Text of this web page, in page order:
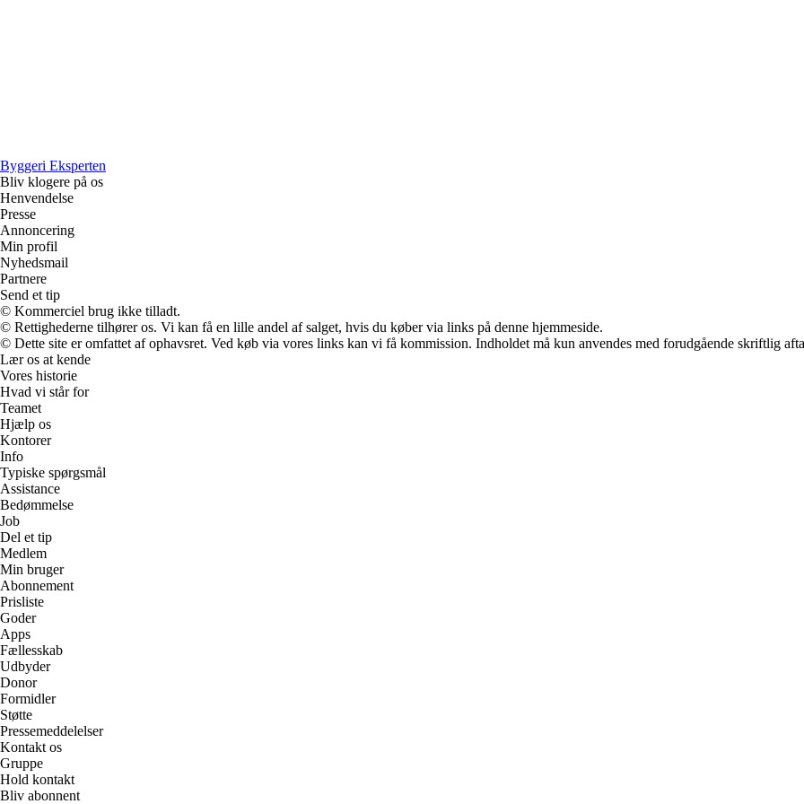
Byggeri Eksperten
Bliv klogere på os
Henvendelse
Presse
Annoncering
Min profil
Nyhedsmail
Partnere
Send et tip
© Kommerciel brug ikke tilladt.
© Rettighederne tilhører os. Vi kan få en lille andel af salget, hvis du køber via links på denne hjemmeside.
© Dette site er omfattet af ophavsret. Ved køb via vores links kan vi få kommission. Indholdet må kun anvendes med forudgående skriftlig
Lær os at kende
Vores historie
Hvad vi står for
Teamet
Hjælp os
Kontorer
Info
Typiske spørgsmål
Assistance
Bedømmelse
Job
Del et tip
Medlem
Min bruger
Abonnement
Prisliste
Goder
Apps
Fællesskab
Udbyder
Donor
Formidler
Støtte
Pressemeddelelser
Kontakt os
Gruppe
Hold kontakt
Bliv abonnent